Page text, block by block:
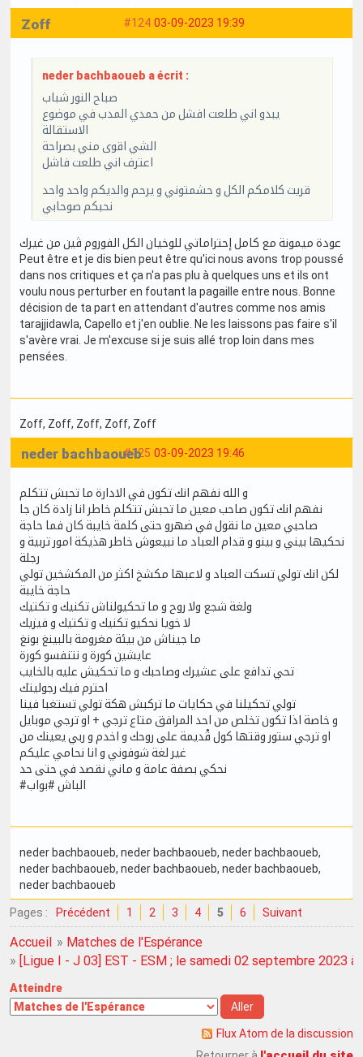
#124 03-09-2023 19:39
Zoff
neder bachbaoueb a écrit :
صباح النور شباب
يبدو اني طلعت افشل من حمدي المدب في موضوع
الاستقالة
الشي اقوى مني بصراحة
اعترف اني طلعت فاشل
قريت كلامكم الكل و حشمتوني و يرحم والديكم واحد واحد
نحبكم صوحابي
عودة ميمونة مع كامل إحتراماتي للوخيان الكل الفوروم ڤين من غيرك
Peut être et je dis bien peut être qu'ici nous avons trop poussé
dans nos critiques et ça n'a pas plu à quelques uns et ils ont
voulu nous perturber en foutant la pagaille entre nous. Bonne
décision de ta part en attendant d'autres comme nos amis
tarajjidawla, Capello et j'en oublie. Ne les laissons pas faire s'il
s'avère vrai. Je m'excuse si je suis allé trop loin dans mes
pensées.
Zoff, Zoff, Zoff, Zoff, Zoff
#125 03-09-2023 19:46
neder bachbaoueb
و الله نفهم انك تكون في الادارة ما تحبش تتكلم
نفهم انك تكون صاحب معين ما تحبش تتكلم خاطر انا زادة كان جا
صاحبي معين ما نقول في ضهرو حتى كلمة خايبة كان فما حاجة
نحكيها بيني و بينو و قدام العباد ما نبيعوش خاطر هذيكة امور تربية و
رجلة
لكن انك تولي تسكت العباد و لاعبها مكشخ اكثر من المكشخين تولي
حاجة خايبة
ولغة شجع ولا روح و ما تحكيولناش تكنيك و تكتيك
لا خويا نحكيو تكنيك و تكتيك و فيزيك
ما جيناش من بيئة مغرومة بالبينغ بونغ
عايشين كورة و نتنفسو كورة
تحي تدافع على عشيرك وصاحبك و ما تحكيش عليه بالخايب
احترم فيك رجوليتك
تولي تحكيلنا في حكايات ما تركبش هكة تولي تستغبا فينا
و خاصة اذا تكون تخلص من احد المرافق متاع ترجي + او ترجي موبايل
او ترجي ستور وقتها كول قْديمة على روحك و اخدم و ربي يعينك من
غير لغة شوفوني و انا نحامي عليكم
نحكي بصفة عامة و ماني نقصد في حتى حد
#الباش #بواب
neder bachbaoueb, neder bachbaoueb, neder bachbaoueb,
neder bachbaoueb, neder bachbaoueb, neder bachbaoueb,
neder bachbaoueb
Pages : Précédent 1 2 3 4 5 6 Suivant
Accueil » Matches de l'Espérance
»
[Ligue I - J 03] EST - ESM ; le samedi 02 septembre 2023 à
Atteindre
Flux Atom de la discussion